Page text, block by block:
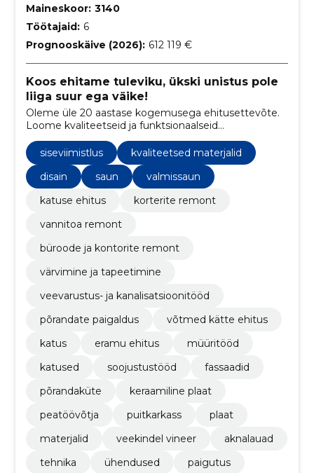
Maineskoor: 3140
Töötajaid: 6
Prognooskäive (2026): 612 119 €
Koos ehitame tuleviku, ükski unistus pole
liiga suur ega väike!
Oleme üle 20 aastase kogemusega ehitusettevõte.
Loome kvaliteetseid ja funktsionaalseid
ehituslahendusi. Ehitame teile kodu või äripinna
"võtmed kätte" meetodil
siseviimistlus
kvaliteetsed materjalid
disain
saun
valmissaun
katuse ehitus
korterite remont
vannitoa remont
büroode ja kontorite remont
värvimine ja tapeetimine
veevarustus- ja kanalisatsioonitööd
põrandate paigaldus
võtmed kätte ehitus
katus
eramu ehitus
müüritööd
katused
soojustustööd
fassaadid
põrandaküte
keraamiline plaat
peatöövõtja
puitkarkass
plaat
materjalid
veekindel vineer
aknalauad
tehnika
ühendused paigutus